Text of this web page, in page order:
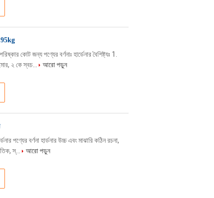
কোট জন্য পণ্যের বর্ণনাঃ হার্ডেনার বৈশিষ্ট্যঃ 1.
২ কে স্বচ...
আরো পড়ুন
পণ্যের বর্ণনা হার্ডনার উচ্চ এবং মাঝারি কঠিন রচনা,
স্...
আরো পড়ুন